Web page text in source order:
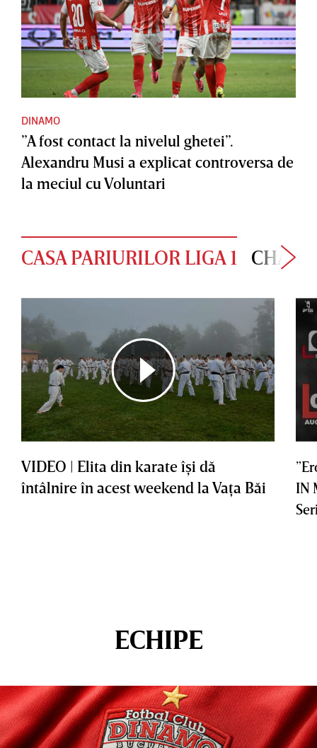
DINAMO
”A fost contact la nivelul ghetei”.
Alexandru Musi a explicat controversa de
la meciul cu Voluntari
CASA PARIURILOR LIGA 1
VIDEO | Elita din karate îşi dă
întâlnire în acest weekend la Vaţa Băi
IN
ECHIPE